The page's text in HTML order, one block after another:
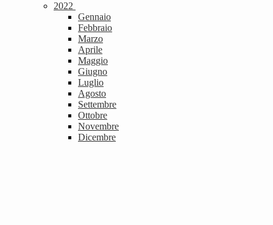
2022
Gennaio
Febbraio
Marzo
Aprile
Maggio
Giugno
Luglio
Agosto
Settembre
Ottobre
Novembre
Dicembre